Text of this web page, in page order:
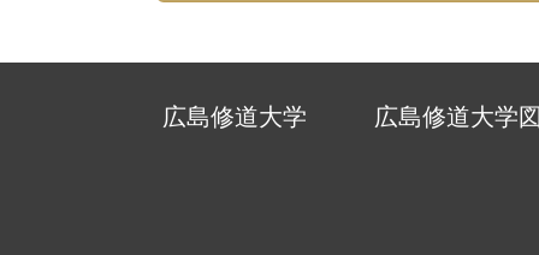
広島修道大学 広島修道大学